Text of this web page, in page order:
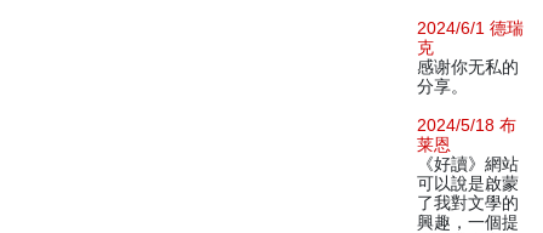
2024/6/1 德瑞
克
感谢你无私的
分享。
2024/5/18 布
莱恩
《好讀》網站
可以說是啟蒙
了我對文學的
興趣，一個提